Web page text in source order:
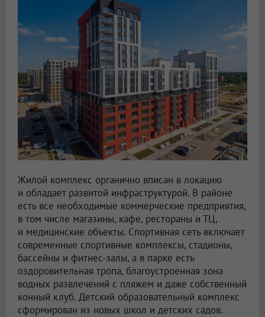
Жилой комплекс органично вписан в локацию
и обладает развитой инфраструктурой. В районе
есть все необходимые коммерческие предприятия,
в том числе магазины, кафе, рестораны и ТЦ,
и медицинские объекты. Спортивная сеть включает
современные спортивные комплексы, стадионы,
бассейны и фитнес-залы, а в парке есть
оздоровительная тропа, благоустроенная зона
водных развлечений с пляжем и даже собственный
конный клуб. Детский образовательный комплекс
сформирован из новых школ и детских садов.